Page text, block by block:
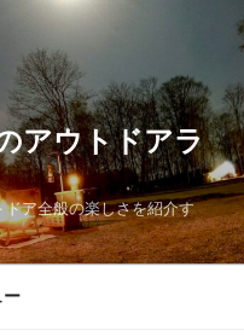
アウトドアラ
ア全般の楽しさを紹介す
ー